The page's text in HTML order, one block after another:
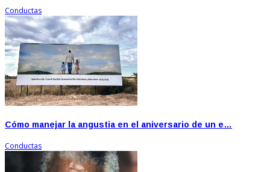
Conductas
Cómo manejar la angustia en el aniversario de un e…
Conductas